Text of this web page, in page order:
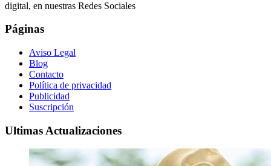
digital, en nuestras Redes Sociales
Páginas
Aviso Legal
Blog
Contacto
Política de privacidad
Publicidad
Suscripción
Ultimas Actualizaciones